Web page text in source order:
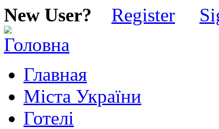
New User? Register
Главная
Міста України
Готелі